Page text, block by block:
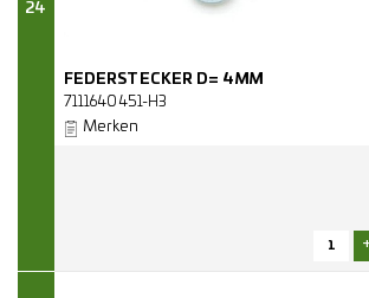
24
FEDERSTECKER D= 4MM
7111640451-H3
Merken
+